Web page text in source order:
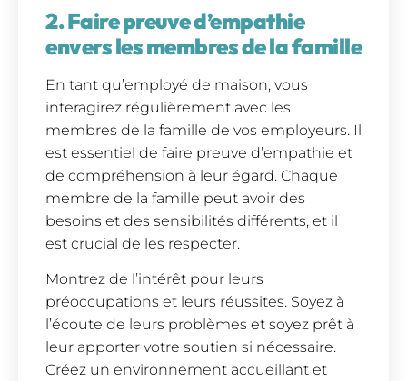
2. Faire preuve d’empathie
envers les membres de la famille
En tant qu’employé de maison, vous
interagirez régulièrement avec les
membres de la famille de vos employeurs. Il
est essentiel de faire preuve d’empathie et
de compréhension à leur égard. Chaque
membre de la famille peut avoir des
besoins et des sensibilités différents, et il
est crucial de les respecter.
Montrez de l’intérêt pour leurs
préoccupations et leurs réussites. Soyez à
l’écoute de leurs problèmes et soyez prêt à
leur apporter votre soutien si nécessaire.
Créez un environnement accueillant et